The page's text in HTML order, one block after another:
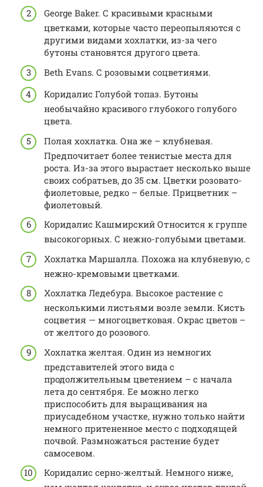
George Baker. С красивыми красными
цветками, которые часто переопыляются с
другими видами хохлатки, из-за чего
бутоны становятся другого цвета.
Beth Evans. С розовыми соцветиями.
Коридалис Голубой топаз. Бутоны
необычайно красивого глубокого голубого
цвета.
Полая хохлатка. Она же – клубневая.
Предпочитает более тенистые места для
роста. Из-за этого вырастает несколько выше
своих собратьев, до 35 см. Цветки розовато-
фиолетовые, редко – белые. Прицветник –
фиолетовый.
Коридалис Кашмирский Относится к группе
высокогорных. С нежно-голубыми цветами.
Хохлатка Маршалла. Похожа на клубневую, с
нежно-кремовыми цветками.
Хохлатка Ледебура. Высокое растение с
несколькими листьями возле земли. Кисть
соцветия — многоцветковая. Окрас цветов –
от желтого до розового.
Хохлатка желтая. Один из немногих
представителей этого вида с
продолжительным цветением – с начала
лета до сентября. Ее можно легко
приспособить для выращивания на
приусадебном участке, нужно только найти
немного притененное место с подходящей
почвой. Размножаться растение будет
самосевом.
Коридалис серно-желтый. Немного ниже,